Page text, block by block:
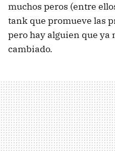
muchos peros (entre
tank que promueve las
pero hay alguien que ya
cambiado.